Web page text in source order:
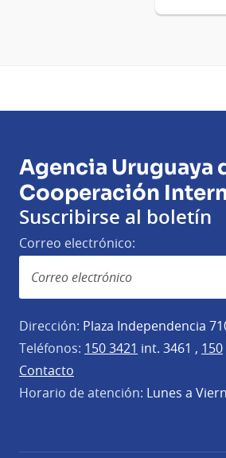
Agencia Uruguaya
Cooperación
Suscribirse al boletín
Correo electrónico:
Dirección: Plaza Independencia
Teléfonos: 150 3421 int. 3461 , 150
Contacto
Horario de atención: Lunes a